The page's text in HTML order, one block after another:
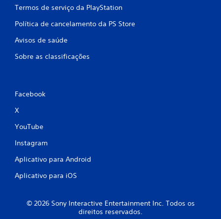
Termos de serviço da PlayStation
Política de cancelamento da PS Store
Avisos de saúde
Sobre as classificações
Facebook
X
YouTube
Instagram
Aplicativo para Android
Aplicativo para iOS
© 2026 Sony Interactive Entertainment Inc. Todos os
direitos reservados.